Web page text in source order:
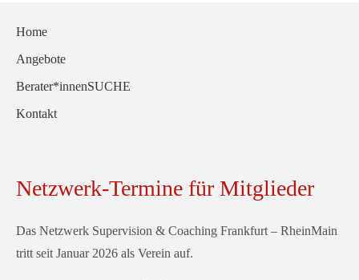
Home
Angebote
Berater*innenSUCHE
Kontakt
Netzwerk-Termine für Mitglieder
Das Netzwerk Supervision & Coaching Frankfurt – RheinMain
tritt seit Januar 2026 als Verein auf.